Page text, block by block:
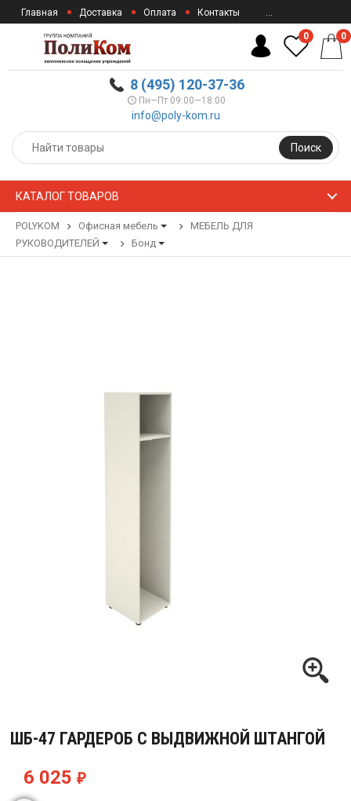
Главная Доставка Оплата Контакты ...
8 (495) 120-37-36
Пн—Пт 09:00—18:00
info@poly-kom.ru
Поиск
0 0
КАТАЛОГ ТОВАРОВ
POLYKOM Офисная мебель
МЕБЕЛЬ ДЛЯ
РУКОВОДИТЕЛЕЙ
Бонд
ШБ-47 ГАРДЕРОБ С ВЫДВИЖНОЙ ШТАНГОЙ
6 025 ₽